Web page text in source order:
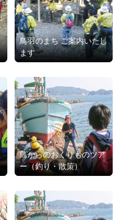
鳥羽のまち ご案内いたし
ます
島からのおくりものツア
ー（釣り・散策）